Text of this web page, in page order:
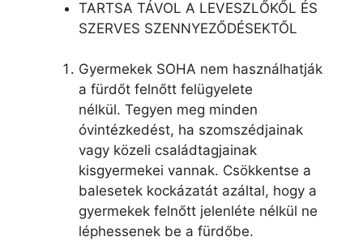
TARTSA TÁVOL A LEVESZLŐKŐL ÉS
SZERVES SZENNYEZŐDÉSEKTŐL
Gyermekek SOHA nem használhatják
a fürdőt felnőtt felügyelete
nélkül. Tegyen meg minden
óvintézkedést, ha szomszédjainak
vagy közeli családtagjainak
kisgyermekei vannak. Csökkentse a
balesetek kockázatát azáltal, hogy a
gyermekek felnőtt jelenléte nélkül ne
léphessenek be a fürdőbe.